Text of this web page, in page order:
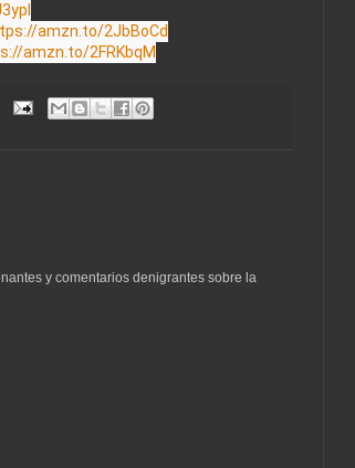
amzn.to/2JbBoCd
amzn.to/2FRKbqM
y comentarios denigrantes sobre la